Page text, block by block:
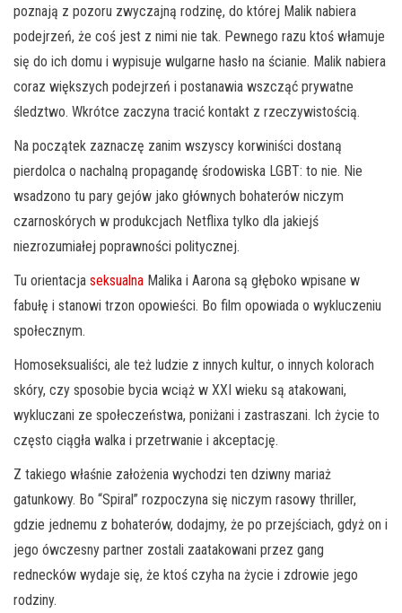
poznają z pozoru zwyczajną rodzinę, do której Malik nabiera
podejrzeń, że coś jest z nimi nie tak. Pewnego razu ktoś włamuje
się do ich domu i wypisuje wulgarne hasło na ścianie. Malik nabiera
coraz większych podejrzeń i postanawia wszcząć prywatne
śledztwo. Wkrótce zaczyna tracić kontakt z rzeczywistością.
Na początek zaznaczę zanim wszyscy korwiniści dostaną
pierdolca o nachalną propagandę środowiska LGBT: to nie. Nie
wsadzono tu pary gejów jako głównych bohaterów niczym
czarnoskórych w produkcjach Netflixa tylko dla jakiejś
niezrozumiałej poprawności politycznej.
Tu orientacja seksualna Malika i Aarona są głęboko wpisane w
fabułę i stanowi trzon opowieści. Bo film opowiada o wykluczeniu
społecznym.
Homoseksualiści, ale też ludzie z innych kultur, o innych kolorach
skóry, czy sposobie bycia wciąż w XXI wieku są atakowani,
wykluczani ze społeczeństwa, poniżani i zastraszani. Ich życie to
często ciągła walka i przetrwanie i akceptację.
Z takiego właśnie założenia wychodzi ten dziwny mariaż
gatunkowy. Bo “Spiral” rozpoczyna się niczym rasowy thriller,
gdzie jednemu z bohaterów, dodajmy, że po przejściach, gdyż on i
jego ówczesny partner zostali zaatakowani przez gang
rednecków wydaje się, że ktoś czyha na życie i zdrowie jego
rodziny.